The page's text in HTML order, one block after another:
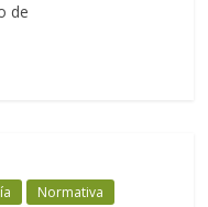
de
Normativa